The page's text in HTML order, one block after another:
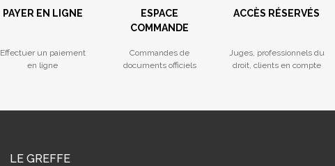
PAYER EN LIGNE
Effectuer un paiement
en ligne
ESPACE
COMMANDE
Commandes de
documents officiels
ACCÈS RÉSERVÉS
Juges, professionnels du
droit, clients en compte
LE GREFFE